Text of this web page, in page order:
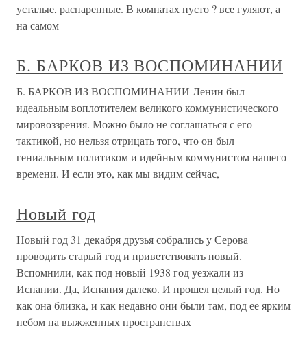
усталые, распаренные. В комнатах пусто ? все гуляют, а
на самом
Б. БАРКОВ ИЗ ВОСПОМИНАНИИ
Б. БАРКОВ ИЗ ВОСПОМИНАНИИ Ленин был
идеальным воплотителем великого коммунистического
мировоззрения. Можно было не соглашаться с его
тактикой, но нельзя отрицать того, что он был
гениальным политиком и идейным коммунистом нашего
времени. И если это, как мы видим сейчас,
Новый год
Новый год 31 декабря друзья собрались у Серова
проводить старый год и приветствовать новый.
Вспомнили, как под новый 1938 год уезжали из
Испании. Да, Испания далеко. И прошел целый год. Но
как она близка, и как недавно они были там, под ее ярким
небом на выжженных пространствах